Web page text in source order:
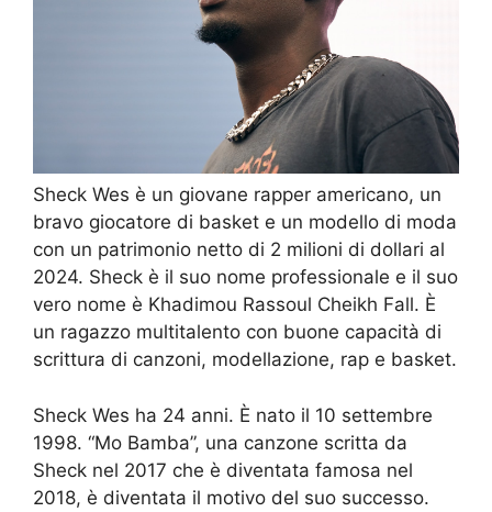
Sheck Wes è un giovane rapper americano, un
bravo giocatore di basket e un modello di moda
con un patrimonio netto di 2 milioni di dollari al
2024. Sheck è il suo nome professionale e il suo
vero nome è Khadimou Rassoul Cheikh Fall. È
un ragazzo multitalento con buone capacità di
scrittura di canzoni, modellazione, rap e basket.
Sheck Wes ha 24 anni. È nato il 10 settembre
1998. “Mo Bamba”, una canzone scritta da
Sheck nel 2017 che è diventata famosa nel
2018, è diventata il motivo del suo successo.